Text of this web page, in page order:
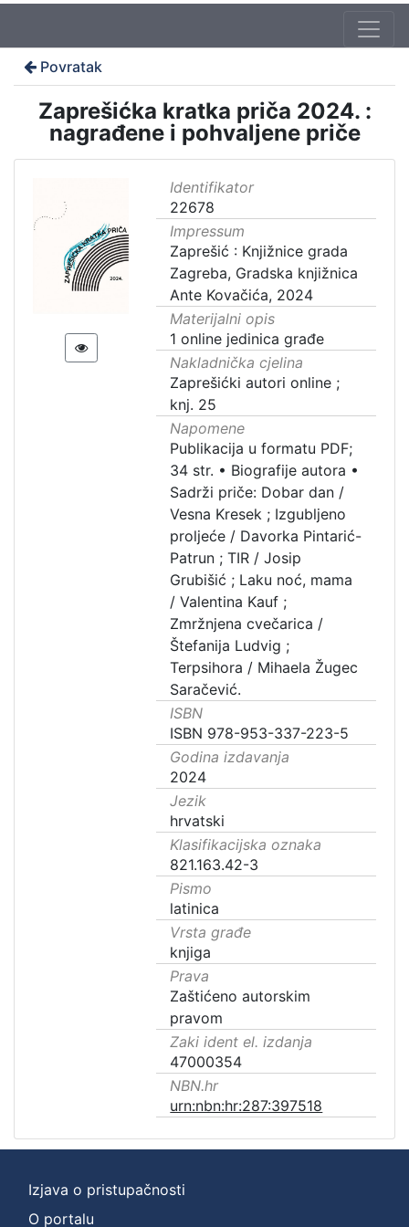
Povratak
Zaprešićka kratka priča 2024. :
nagrađene i pohvaljene priče
Identifikator
22678
Impressum
Zaprešić : Knjižnice grada
Zagreba, Gradska knjižnica
Ante Kovačića, 2024
Materijalni opis
1 online jedinica građe
Nakladnička cjelina
Zaprešićki autori online ;
knj. 25
Napomene
Publikacija u formatu PDF;
34 str. • Biografije autora •
Sadrži priče: Dobar dan /
Vesna Kresek ; Izgubljeno
proljeće / Davorka Pintarić-
Patrun ; TIR / Josip
Grubišić ; Laku noć, mama
/ Valentina Kauf ;
Zmržnjena cvečarica /
Štefanija Ludvig ;
Terpsihora / Mihaela Žugec
Saračević.
ISBN
ISBN 978-953-337-223-5
Godina izdavanja
2024
Jezik
hrvatski
Klasifikacijska oznaka
821.163.42-3
Pismo
latinica
Vrsta građe
knjiga
Prava
Zaštićeno autorskim
pravom
Zaki ident el. izdanja
47000354
NBN.hr
urn:nbn:hr:287:397518
Izjava o pristupačnosti
O portalu